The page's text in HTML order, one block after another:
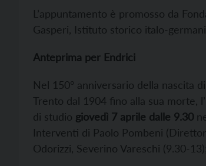
L’appuntamento è promosso da
Gasperi, Istituto storico italo-
Anteprima per Endrici
Nel 150° anniversario della nascita
Trento dal 1904 fino alla sua morte,
di studio giovedì 7 aprile dalle 9.30
Interventi di Paolo Pombeni
Odorizzi, Severino Vareschi (9.30-